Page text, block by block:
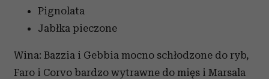
Pignolata
Jabłka pieczone
Wina: Bazzia i Gebbia mocno schłodzone do ryb,
Faro i Corvo bardzo wytrawne do mięs i Marsala